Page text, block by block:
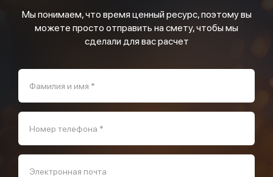
Мы понимаем, что время ценный ресурс, поэтому вы
можете просто отправить на смету, чтобы мы
сделали для вас расчет
Фамилия и имя *
Номер телефона *
Электронная почта